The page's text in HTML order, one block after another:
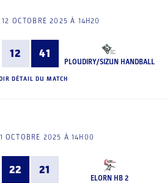
12 OCTOBRE 2025 À 14H20
12 41
PLOUDIRY/SIZUN HANDBALL
DÉTAIL DU MATCH
OCTOBRE 2025 À 14H00
22 21
ELORN HB 2